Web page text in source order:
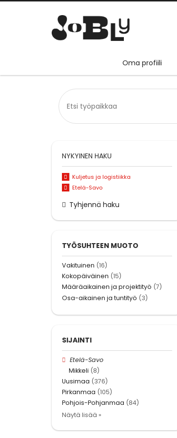
Oma profiili
NYKYINEN HAKU
Kuljetus ja logistiikka
Etelä-Savo
Tyhjennä haku
TYÖSUHTEEN MUOTO
Vakituinen (16)
Kokopäiväinen (15)
Määräaikainen ja projektityö (7)
Osa-aikainen ja tuntityö (3)
SIJAINTI
Etelä-Savo
Mikkeli (8)
Uusimaa (376)
Pirkanmaa (105)
Pohjois-Pohjanmaa (84)
Näytä lisää »